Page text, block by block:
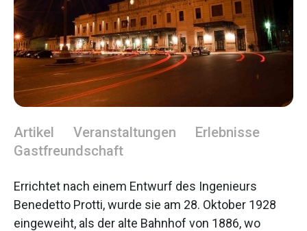
Artikel Veranstaltungen
Erlebnisse
Gastfreundschaft
Errichtet nach einem Entwurf des Ingenieurs
Benedetto Protti, wurde sie am 28. Oktober 1928
eingeweiht, als der alte Bahnhof von 1886, wo